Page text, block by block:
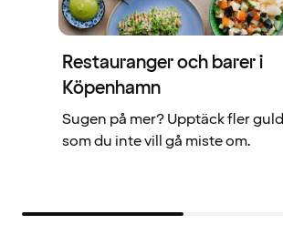
Restauranger och barer i
Köpenhamn
Sugen på mer? Upptäck fler
som du inte vill gå miste om.